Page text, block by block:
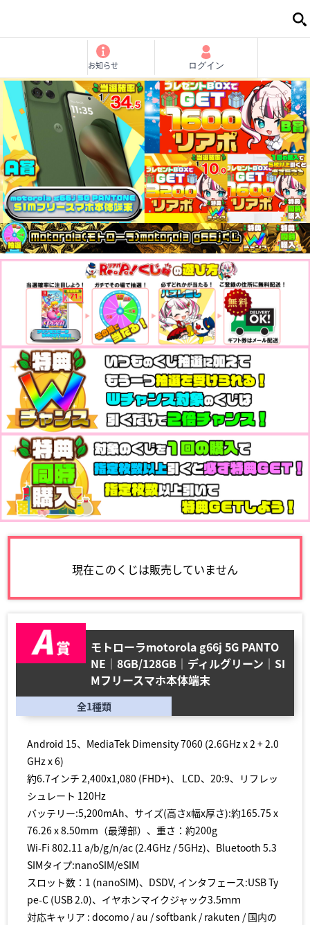
お知らせ ログイン
現在このくじは販売していません
モトローラmotorola g66j 5G PANTO
NE｜8GB/128GB｜ディルグリーン｜SI
Mフリースマホ本体端末
全1種類
Android 15、MediaTek Dimensity 7060 (2.6GHz x 2 + 2.0
GHz x 6)
約6.7インチ 2,400x1,080 (FHD+)、 LCD、20:9、リフレッ
シュレート 120Hz
バッテリー:5,200mAh、サイズ(高さx幅x厚さ):約165.75 x
76.26 x 8.50mm（最薄部）、重さ：約200g
Wi-Fi 802.11 a/b/g/n/ac (2.4GHz / 5GHz)、Bluetooth 5.3
SIMタイプ:nanoSIM/eSIM
スロット数：1 (nanoSIM)、DSDV, インタフェース:USB Ty
pe-C (USB 2.0)、イヤホンマイクジャック3.5ｍｍ
対応キャリア : docomo / au / softbank / rakuten / 国内の